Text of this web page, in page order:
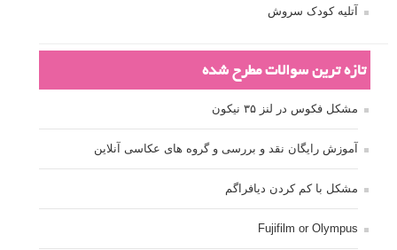
آتلیه کودک سروش
تازه ترین سوالات مطرح شده
مشکل فکوس در لنز ۳۵ نیکون
آموزش رایگان نقد و بررسی و گروه های عکاسی آنلاین
مشکل با کم کردن دیافراگم
Fujifilm or Olympus